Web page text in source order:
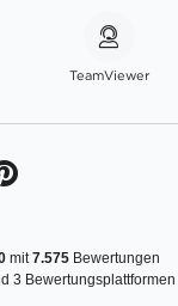
TeamViewer
mit7.575 Bewertungen
3 Bewertungsplattformen